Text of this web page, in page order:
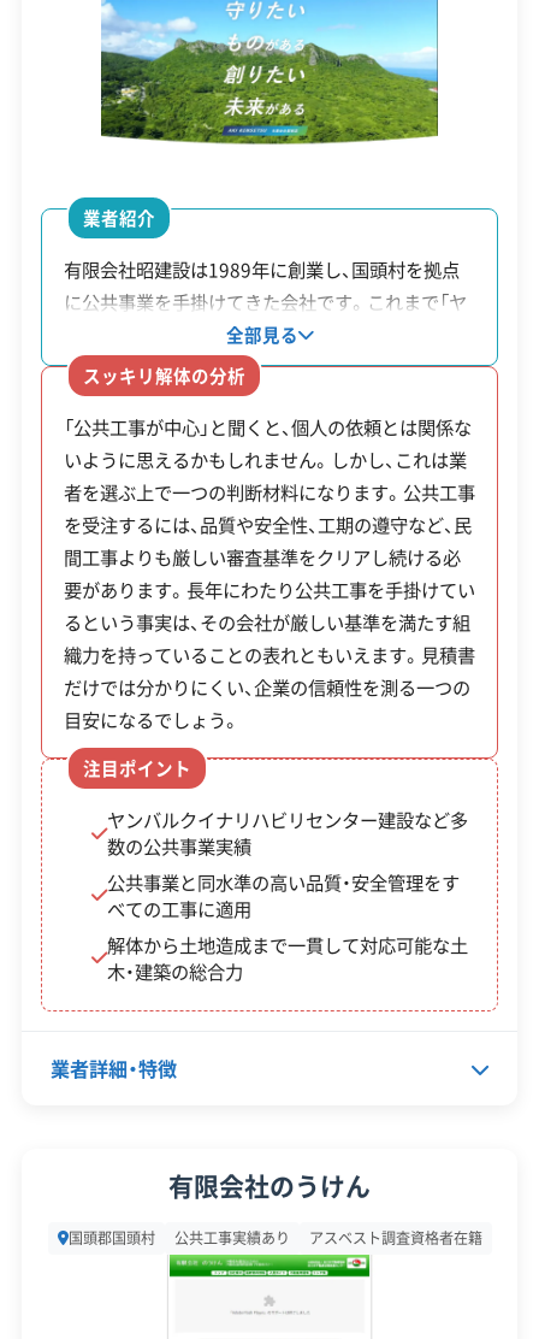
たりするよう指導されることもあります。工事計画
には、自然環境への最大限の配慮が欠かせません。
さらに、法的な手続きを進める前に、工事を行う地
自のルールとして推奨されています。
解体工事・空き家対策の補助金
倒壊の危険がある空き家の解体を支援する制
度と、解体せずにリフォームして活用する場合
の手厚い支援制度の、二本立てで運用されてい
ます。
制度名
補助金
額・率
対象・条件
国頭村
老朽危
険空家
除却支
援事業
補助金
対象工
事費の
1/3以
内（上
限50万
円）
村の調査で「危険」と判定さ
れた個人所有の空き家。村
内に本社または住所を置く
事業者に発注することが条
件。
バンク
空き家
改修：
家財道
分：最
空き家バンクに登録した空
き家所有者であることが条
件。
建設業許可 解体工事業登録
産業廃棄物収集運搬業許可
産業廃棄物処分業許可
石綿作業主任者
建築物石綿含有建材調査者
解体工事施工技士
1級土木施工管理技士
1級建設機械施工管理技士
安全対策・リスク管理
工事賠償責任保険 違反歴なし 表彰・受賞
現場清掃
ISO認証
電子マニフェスト 地域貢献・ボランティア
顧客対応・サービス(17)
自社ホームページ 無料見積もり 不要品回収
不要品買取
不動産取引
補助金・助成金申請 土地活用
滅失登記
建設リサイクル届
近隣挨拶
翌営業日連絡
クレジットカード
解体ローン SNS 土対応
日祝対応
※項目にカーソルを合わせると詳細な説明が表示されます。
業者紹介
有限会社昭建設は1989年に創業し、国頭村を拠点
に公共事業を手掛けてきた会社です。これまで「ヤ
ンバルクイナリハビリセンター」の建設や治山工事
など、地域の重要なインフラ整備に携わってきまし
た。同社の特徴は、公共事業で求められる厳しい品
質・安全管理を、個人の住宅解体などにも同じよう
に適用している点です。公共事業を継続的に受注で
きる技術力と管理体制があるため、大切な家屋の解
体も安心して任せやすいでしょう。
全部見る
スッキリ解体の分析
「公共工事が中心」と聞くと、個人の依頼とは関係な
いように思えるかもしれません。しかし、これは業
者を選ぶ上で一つの判断材料になります。公共工事
を受注するには、品質や安全性、工期の遵守など、民
間工事よりも厳しい審査基準をクリアし続ける必
要があります。長年にわたり公共工事を手掛けてい
るという事実は、その会社が厳しい基準を満たす組
織力を持っていることの表れともいえます。見積書
だけでは分かりにくい、企業の信頼性を測る一つの
目安になるでしょう。
注目ポイント
ヤンバルクイナリハビリセンター建設など多
数の公共事業実績
公共事業と同水準の高い品質・安全管理をす
べての工事に適用
解体から土地造成まで一貫して対応可能な土
木・建築の総合力
業者詳細・特徴
地17
1992年9月
有限会社のうけん
国頭郡国頭村 公共工事実績あり アスベスト調査資格者在籍